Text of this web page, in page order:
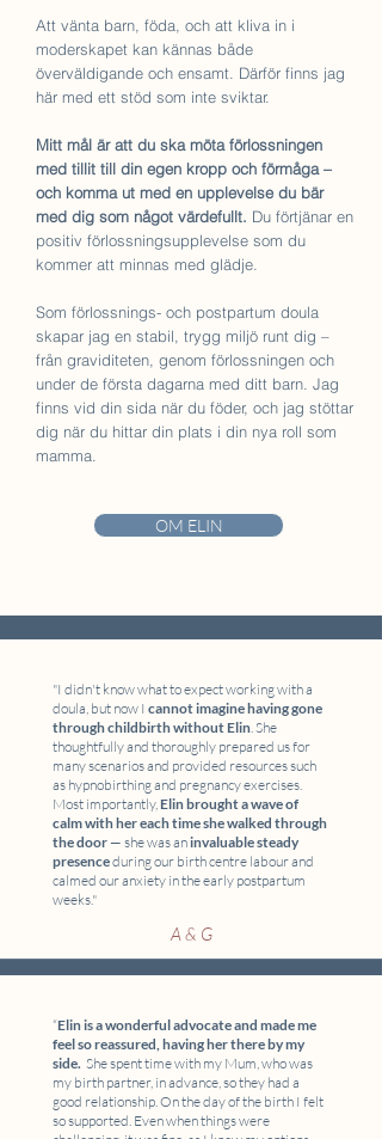
Att vänta barn, föda, och att kliva in i
moderskapet kan kännas både
överväldigande och ensamt. Därför finns jag
här med ett stöd som inte sviktar.
Mitt mål är att du ska möta förlossningen
med tillit till din egen kropp och förmåga –
och komma ut med en upplevelse du bär
med dig som något värdefullt. Du förtjänar en
positiv förlossningsupplevelse som du
kommer att minnas med glädje.
Som förlossnings- och postpartum doula
skapar jag en stabil, trygg miljö runt dig –
från graviditeten, genom förlossningen och
under de första dagarna med ditt barn. Jag
finns vid din sida när du föder, och jag stöttar
dig när du hittar din plats i din nya roll som
mamma.
OM ELIN
"I didn't know what to expect working with a
doula, but now I cannot imagine having gone
through childbirth without Elin. She
thoughtfully and thoroughly prepared us for
many scenarios and provided resources such
as hypnobirthing and pregnancy exercises.
Most importantly, Elin brought a wave of
calm with her each time she walked through
the door — she was aninvaluable steady
presenceduring our birth centre labour and
calmed our anxiety in the early postpartum
weeks."
A & G
“Elin is a wonderful advocate and made me
feel so reassured, having her there by my
side. She spent time with my Mum, who was
my birth partner, in advance, so they had a
good relationship. On the day of the birth I felt
so supported. Even when things were